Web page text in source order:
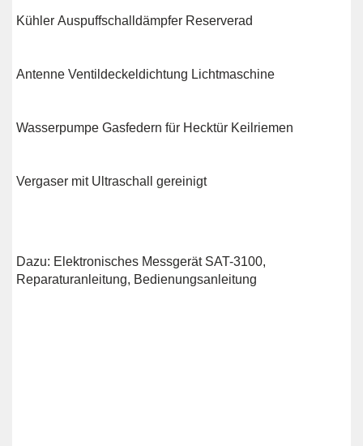
Kühler Auspuffschalldämpfer Reserverad
Antenne Ventildeckeldichtung Lichtmaschine
Wasserpumpe Gasfedern für Hecktür Keilriemen
Vergaser mit Ultraschall gereinigt
Dazu: Elektronisches Messgerät SAT-3100,
Reparaturanleitung, Bedienungsanleitung